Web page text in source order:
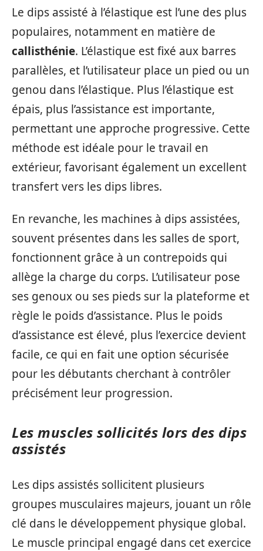
Le dips assisté à l’élastique est l’une des plus
populaires, notamment en matière de
callisthénie. L’élastique est fixé aux barres
parallèles, et l’utilisateur place un pied ou un
genou dans l’élastique. Plus l’élastique est
épais, plus l’assistance est importante,
permettant une approche progressive. Cette
méthode est idéale pour le travail en
extérieur, favorisant également un excellent
transfert vers les dips libres.
En revanche, les machines à dips assistées,
souvent présentes dans les salles de sport,
fonctionnent grâce à un contrepoids qui
allège la charge du corps. L’utilisateur pose
ses genoux ou ses pieds sur la plateforme et
règle le poids d’assistance. Plus le poids
d’assistance est élevé, plus l’exercice devient
facile, ce qui en fait une option sécurisée
pour les débutants cherchant à contrôler
précisément leur progression.
Les muscles sollicités lors des dips
assistés
Les dips assistés sollicitent plusieurs
groupes musculaires majeurs, jouant un rôle
clé dans le développement physique global.
Le muscle principal engagé dans cet exercice